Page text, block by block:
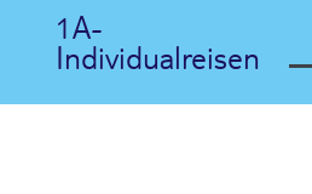
1A-
Individualreisen